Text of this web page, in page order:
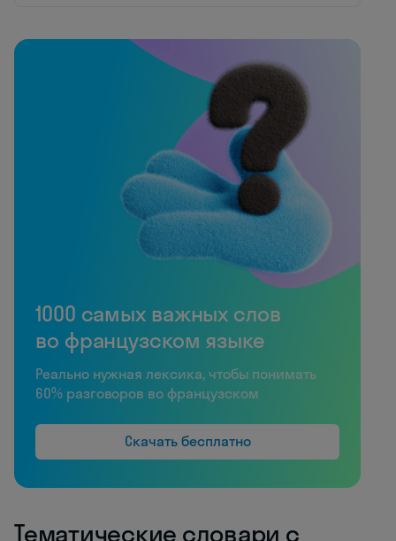
1000 самых важных слов
во французском языке
Реально нужная лексика, чтобы понимать
60% разговоров во французском
Скачать бесплатно
Тематические словари с